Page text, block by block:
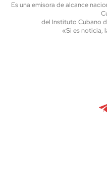
Es una emisora de alcance
del Instituto Cubano
«Si es noticia,